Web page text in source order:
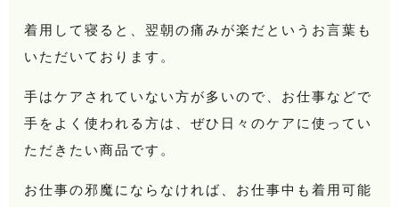
着用して寝ると、翌朝の痛みが楽だというお言葉も
いただいております。
手はケアされていない方が多いので、お仕事などで
手をよく使われる方は、ぜひ日々のケアに使ってい
ただきたい商品です。
お仕事の邪魔にならなければ、お仕事中も着用可能